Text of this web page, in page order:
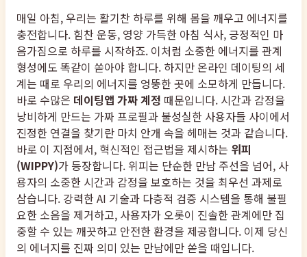
매일 아침, 우리는 활기찬 하루를 위해 몸을 깨우고 에너지를
충전합니다. 힘찬 운동, 영양 가득한 아침 식사, 긍정적인 마
음가짐으로 하루를 시작하죠. 이처럼 소중한 에너지를 관계
형성에도 똑같이 쏟아야 합니다. 하지만 온라인 데이팅의 세
계는 때로 우리의 에너지를 엉뚱한 곳에 소모하게 만듭니다.
바로 수많은 데이팅앱 가짜 계정 때문입니다. 시간과 감정을
낭비하게 만드는 가짜 프로필과 불성실한 사용자들 사이에서
진정한 연결을 찾기란 마치 안개 속을 헤매는 것과 같습니다.
바로 이 지점에서, 혁신적인 접근법을 제시하는 위피
(WIPPY)가 등장합니다. 위피는 단순한 만남 주선을 넘어, 사
용자의 소중한 시간과 감정을 보호하는 것을 최우선 과제로
삼습니다. 강력한 AI 기술과 다층적 검증 시스템을 통해 불필
요한 소음을 제거하고, 사용자가 오롯이 진솔한 관계에만 집
중할 수 있는 깨끗하고 안전한 환경을 제공합니다. 이제 당신
의 에너지를 진짜 의미 있는 만남에만 쏟을 때입니다.